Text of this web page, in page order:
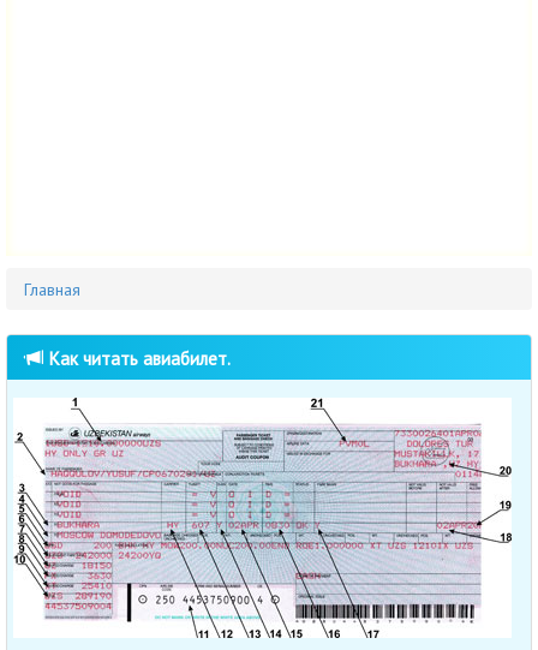
Главная
Как читать авиабилет.